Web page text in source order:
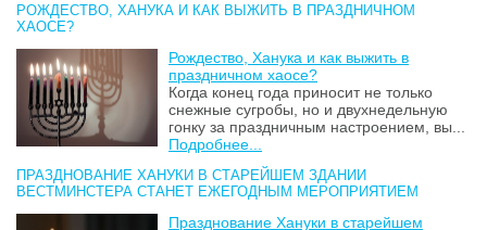
РОЖДЕСТВО, ХАНУКА И КАК ВЫЖИТЬ В ПРАЗДНИЧНОМ
ХАОСЕ?
Рождество, Ханука и как выжить в
праздничном хаосе?
Когда конец года приносит не только
снежные сугробы, но и двухнедельную
гонку за праздничным настроением, вы...
Подробнее...
ПРАЗДНОВАНИЕ ХАНУКИ В СТАРЕЙШЕМ ЗДАНИИ
ВЕСТМИНСТЕРА СТАНЕТ ЕЖЕГОДНЫМ МЕРОПРИЯТИЕМ
Празднование Хануки в старейшем